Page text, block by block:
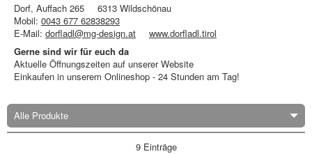
Dorf, Auffach 265
6313 Wildschönau
Mobil: 0043 677 62838293
E-Mail: dorfladl@mg-design.at
www.dorfladl.tirol
Gerne sind wir für euch da
Aktuelle Öffnungszeiten auf unserer Website
Einkaufen in unserem Onlineshop - 24 Stunden am Tag!
Alle Produkte
9 Einträge